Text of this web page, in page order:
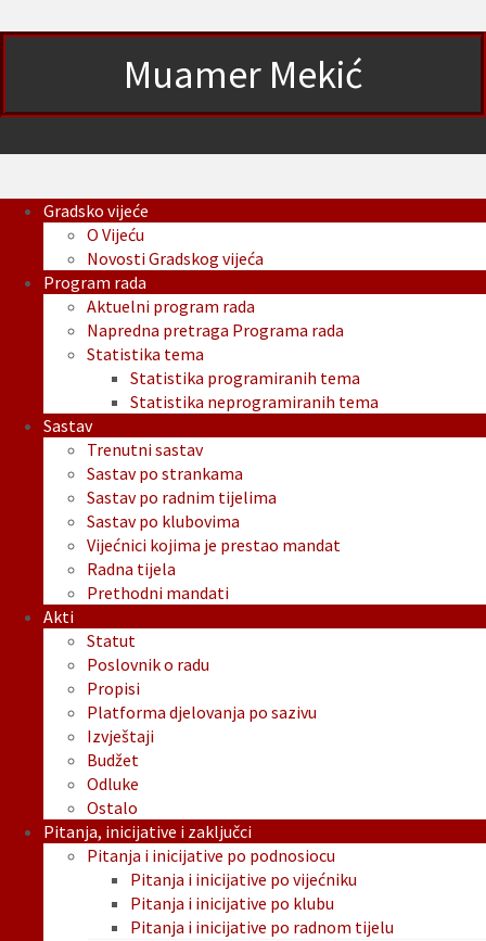
Muamer Mekić
Gradsko vijeće
O Vijeću
Novosti Gradskog vijeća
Program rada
Aktuelni program rada
Napredna pretraga Programa rada
Statistika tema
Statistika programiranih tema
Statistika neprogramiranih tema
Sastav
Trenutni sastav
Sastav po strankama
Sastav po radnim tijelima
Sastav po klubovima
Vijećnici kojima je prestao mandat
Radna tijela
Prethodni mandati
Akti
Statut
Poslovnik o radu
Propisi
Platforma djelovanja po sazivu
Izvještaji
Budžet
Odluke
Ostalo
Pitanja, inicijative i zaključci
Pitanja i inicijative po podnosiocu
Pitanja i inicijative po vijećniku
Pitanja i inicijative po klubu
Pitanja i inicijative po radnom tijelu